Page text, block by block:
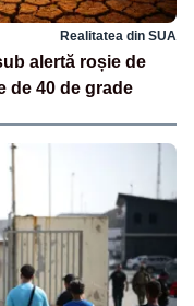
Realitatea din SUA
alertă roșie de
de 40 de grade